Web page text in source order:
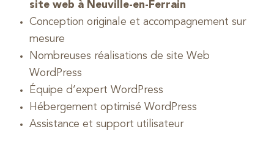
site web à Neuville-en-Ferrain
Conception originale et accompagnement sur
mesure
Nombreuses réalisations de site Web
WordPress
Équipe d’expert WordPress
Hébergement optimisé WordPress
Assistance et support utilisateur